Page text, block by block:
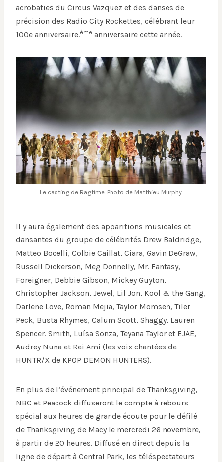
acrobaties du Circus Vazquez et des danses de
précision des Radio City Rockettes, célébrant leur
100e anniversaire.ème anniversaire cette année.
Le casting de Ragtime. Photo de Matthieu Murphy.
Il y aura également des apparitions musicales et
dansantes du groupe de célébrités Drew Baldridge,
Matteo Bocelli, Colbie Caillat, Ciara, Gavin DeGraw,
Russell Dickerson, Meg Donnelly, Mr. Fantasy,
Foreigner, Debbie Gibson, Mickey Guyton,
Christopher Jackson, Jewel, Lil Jon, Kool & the Gang,
Darlene Love, Roman Mejia, Taylor Momsen, Tiler
Peck, Busta Rhymes, Calum Scott, Shaggy, Lauren
Spencer. Smith, Luísa Sonza, Teyana Taylor et EJAE,
Audrey Nuna et Rei Ami (les voix chantées de
HUNTR/X de KPOP DEMON HUNTERS).
En plus de l’événement principal de Thanksgiving,
NBC et Peacock diffuseront le compte à rebours
spécial aux heures de grande écoute pour le défilé
de Thanksgiving de Macy le mercredi 26 novembre,
à partir de 20 heures. Diffusé en direct depuis la
ligne de départ à Central Park, les téléspectateurs